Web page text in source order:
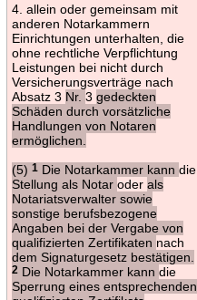
4. allein oder gemeinsam mit
anderen Notarkammern
Einrichtungen unterhalten, die
ohne rechtliche Verpflichtung
Leistungen bei nicht durch
Versicherungsverträge nach
Absatz 3 Nr. 3 gedeckten
Schäden durch vorsätzliche
Handlungen von Notaren
ermöglichen.
(5) 1Die Notarkammer kann die
Stellung als Notar oder als
Notariatsverwalter sowie
sonstige berufsbezogene
Angaben bei der Vergabe von
qualifizierten Zertifikaten nach
dem Signaturgesetz bestätigen.
2Die Notarkammer kann die
Sperrung eines entsprechenden